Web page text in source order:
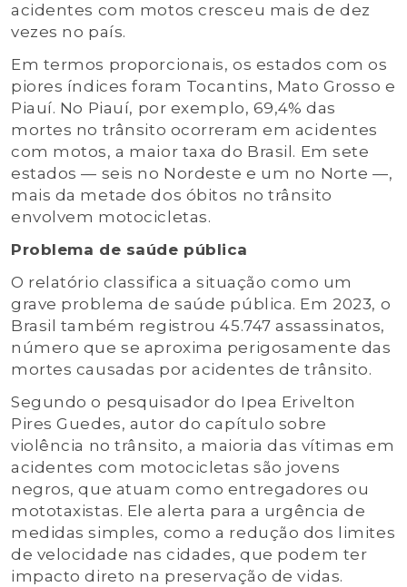
acidentes com motos cresceu mais de dez
vezes no país.
Em termos proporcionais, os estados com os
piores índices foram Tocantins, Mato Grosso e
Piauí. No Piauí, por exemplo, 69,4% das
mortes no trânsito ocorreram em acidentes
com motos, a maior taxa do Brasil. Em sete
estados — seis no Nordeste e um no Norte —,
mais da metade dos óbitos no trânsito
envolvem motocicletas.
Problema de saúde pública
O relatório classifica a situação como um
grave problema de saúde pública. Em 2023, o
Brasil também registrou 45.747 assassinatos,
número que se aproxima perigosamente das
mortes causadas por acidentes de trânsito.
Segundo o pesquisador do Ipea Erivelton
Pires Guedes, autor do capítulo sobre
violência no trânsito, a maioria das vítimas em
acidentes com motocicletas são jovens
negros, que atuam como entregadores ou
mototaxistas. Ele alerta para a urgência de
medidas simples, como a redução dos limites
de velocidade nas cidades, que podem ter
impacto direto na preservação de vidas.